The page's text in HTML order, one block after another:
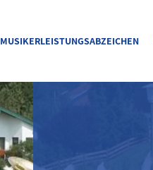
MUSIKERLEISTUNGSABZEICHEN